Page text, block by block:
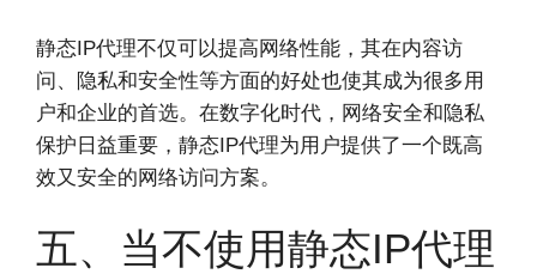
静态IP代理不仅可以提高网络性能，其在内容访
问、隐私和安全性等方面的好处也使其成为很多用
户和企业的首选。在数字化时代，网络安全和隐私
保护日益重要，静态IP代理为用户提供了一个既高
效又安全的网络访问方案。
五、当不使用静态IP代理